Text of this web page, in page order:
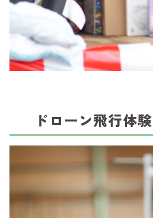
ドローン飛行体